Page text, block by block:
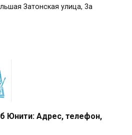
Затонская улица, 3а
Юнити: Адрес, телефон,